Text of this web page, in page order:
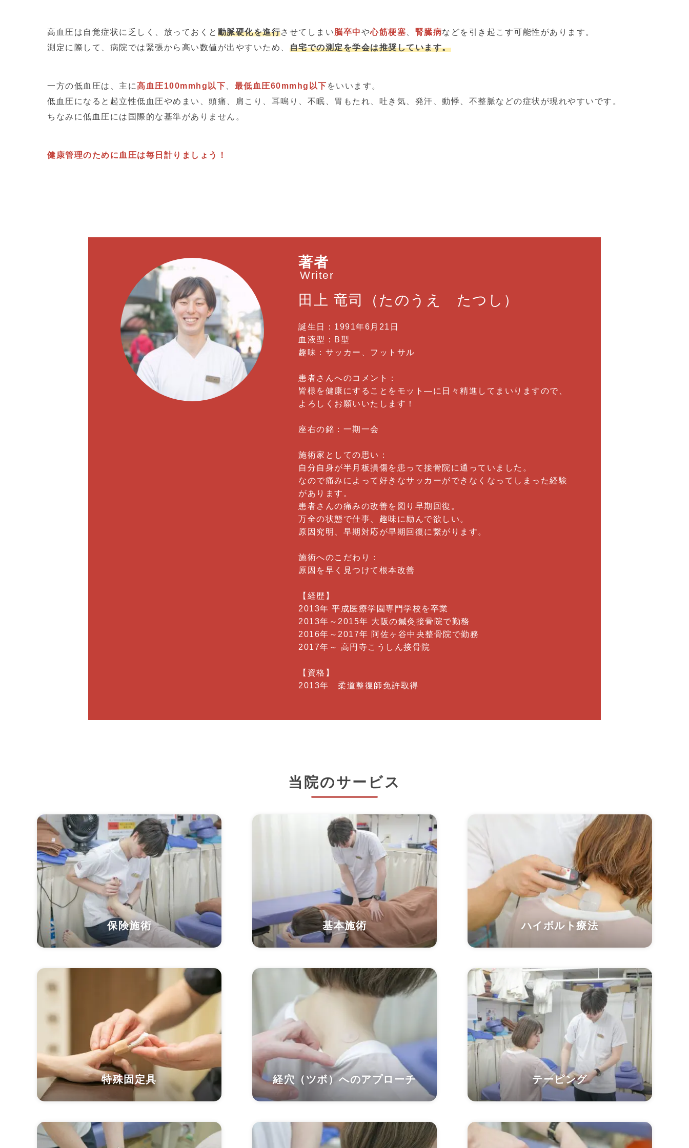
高血圧は自覚症状に乏しく、放っておくと 動脈硬化を進行させてしまい脳卒中や心筋梗塞 腎臓病などを引き起こす可能性があります。
測定に際して、病院では緊張から高い数値が出やすいため、 自宅での測定を学会は推奨しています。
一方の低血圧は、主に高血圧100mmhg以下 最低血圧60mmhg以下 をいいます。
低血圧になると起立性低血圧やめまい、頭痛、肩こり、耳鳴り、不眠、胃もたれ、吐き気、発汗、動悸、不整脈などの症状が現れやすいです。
ちなみに低血圧には国際的な基準がありません。
健康管理のために血圧は毎日計りましょう！
著者
Writer
田上 竜司 （たのうえ たつし）
誕生日：1991年6月21日
血液型：B型
趣味：サッカー、フットサル
患者さんへのコメント：
皆様を健康にすることをモット―に日々精進してまいりますので、
よろしくお願いいたします！
座右の銘：一期一会
施術家としての思い：
自分自身が半月板損傷を患って接骨院に通っていました。
なので痛みによって好きなサッカーができなくなってしまった経験
があります。
患者さんの痛みの改善を図り早期回復。
万全の状態で仕事、趣味に励んで欲しい。
原因究明、早期対応が早期回復に繋がります。
施術へのこだわり：
原因を早く見つけて根本改善
【経歴】
2013年 平成医療学園専門学校を卒業
2013年～2015年 大阪の鍼灸接骨院で勤務
2016年～2017年 阿佐ヶ谷中央整骨院で勤務
2017年～ 高円寺こうしん接骨院
【資格】
2013年 柔道整復師免許取得
当院のサービス
保険施術 基本施術 ハイボルト療法
特殊固定具 経穴（ツボ）へのアプローチ テーピング